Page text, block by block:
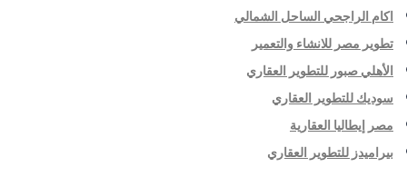
اكام الراجحي الساحل الشمالي
تطوير مصر للانشاء والتعمير
الأهلي صبور للتطوير العقاري
سوديك للتطوير العقاري
مصر إيطاليا العقارية
بيراميدز للتطوير العقاري